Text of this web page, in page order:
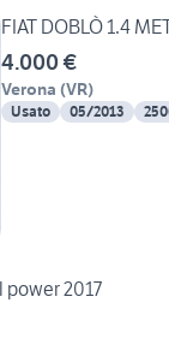
FIAT DOBLÒ 1.4
4.000 €
Verona (VR)
Usato 05/2013
fiat doblo natural power 2017